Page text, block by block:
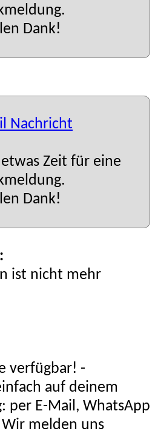
Dank!
Nachricht
Zeit für eine
Dank!
ist nicht mehr
verfügbar! -
auf deinem
per E-Mail, WhatsApp
melden uns